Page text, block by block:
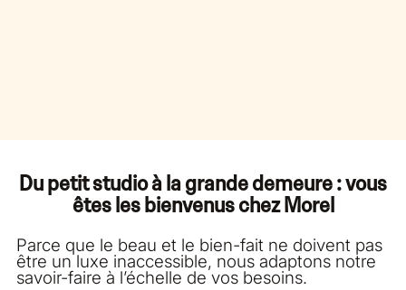
Du petit studio à la grande demeure : vous
êtes les bienvenus chez Morel
Parce que le beau et le bien-fait ne doivent pas
être un luxe inaccessible, nous adaptons notre
savoir-faire à l’échelle de vos besoins.